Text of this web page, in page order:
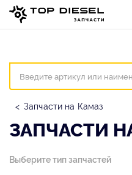
Запчасти на Камаз
ЗАПЧАСТИ
Выберите тип запчастей